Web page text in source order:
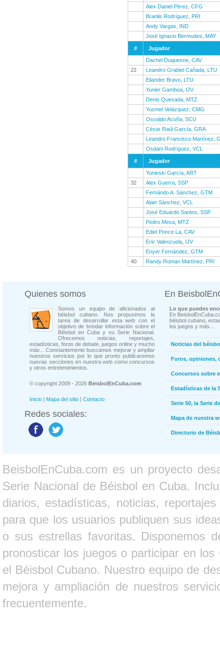
Alex Daniel Pérez CFG
Branlis Rodríguez
PRI
Andy Vargas
IND
José Ignacio Bermudes
MAY
#
Jugador
Dachel Duquesne CAV
22
Leandro Grabiel Cañada LTU
Eliander Bravo LTU
Yunier Gamboa IJV
Denis Quesada MTZ
Yusmel Velázquez CMG
Osvaldo Acuña SCU
César Raúl García GRA
Leandro Francisco Martínez
Osdani Rodríguez VCL
#
Jugador
Yunieski García ART
32
Alex Guerra SSP
Fernándo A. Sánchez GTM
Alain Sánchez VCL
José Eduardo Santos SSP
Pedro Mesa MTZ
Ediel Ponce La CAV
Eric Valenzuela IJV
Enyer Fernández GTM
40
Randy Roman Martínez PRI
Quienes somos
Somos un equipo de aficionados al
béisbol cubano. Nos propusimos la
tarea de desarrollar esta web con el
objetivo de brindar información sobre el
Béisbol en Cuba y su Serie Nacional.
Ofrecemos noticias, reportajes,
estadísticas, foros de debate, juegos online y mucho
más... Constantemente buscamos mejorar y ampliar
nuestros servicios por lo que pronto publicaremos
nuevas secciones en nuestra web como concursos
y otros entretenimientos.
© copyright 2009 - 2026 BeisbolEnCuba.com
Inicio | Mapa del sitio | Contacto
Redes sociales:
En
Lo que puedes
En
béisbol cubano,
los juegos y más...
Noticias del
Foros, opiniones,
Concursos sobre
Estadísticas de la
Serie 50, la Serie
Mapa de nuestra
Directorio de
BeisbolEnCuba.com es un proyecto
Serie Nacional de Béisbol en Cuba.
diarios, estadísticas, noticias,
para que los usuarios publiquen sus
o sus estrellas favoritas. Disponemos
pronosticar los juegos o participar en
el Béisbol Cubano. Nuestro equipo de
mejora y ampliación de nuestros
frecuentemente.